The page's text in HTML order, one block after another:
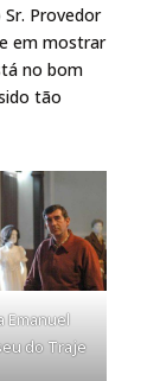
Provedor
em mostrar
no bom
tão
Emanuel
do Traje